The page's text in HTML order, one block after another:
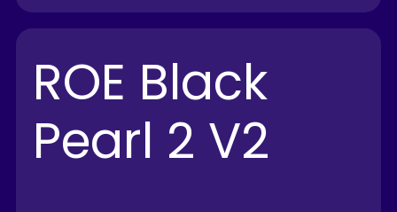
ROE Black
Pearl 2 V2